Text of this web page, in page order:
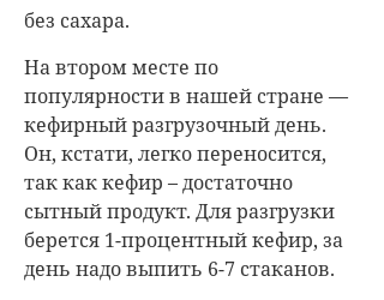
без сахара.
На втором месте по
популярности в нашей стране —
кефирный разгрузочный день.
Он, кстати, легко переносится,
так как кефир – достаточно
сытный продукт. Для разгрузки
берется 1-процентный кефир, за
день надо выпить 6-7 стаканов.